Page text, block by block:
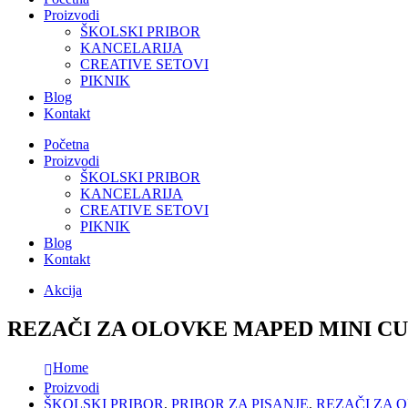
Proizvodi
ŠKOLSKI PRIBOR
KANCELARIJA
CREATIVE SETOVI
PIKNIK
Blog
Kontakt
Početna
Proizvodi
ŠKOLSKI PRIBOR
KANCELARIJA
CREATIVE SETOVI
PIKNIK
Blog
Kontakt
Akcija
REZAČI ZA OLOVKE MAPED MINI
Home
Proizvodi
ŠKOLSKI PRIBOR, PRIBOR ZA PISANJE, REZAČI ZA